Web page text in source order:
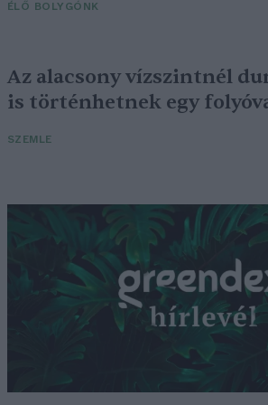
ÉLŐ BOLYGÓNK
Az alacsony vízszintnél
is történhetnek egy
SZEMLE